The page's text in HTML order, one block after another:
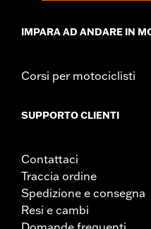
IMPARA AD ANDARE IN
Corsi per motociclisti
SUPPORTO CLIENTI
Contattaci
Traccia ordine
Spedizione e consegna
Resi e cambi